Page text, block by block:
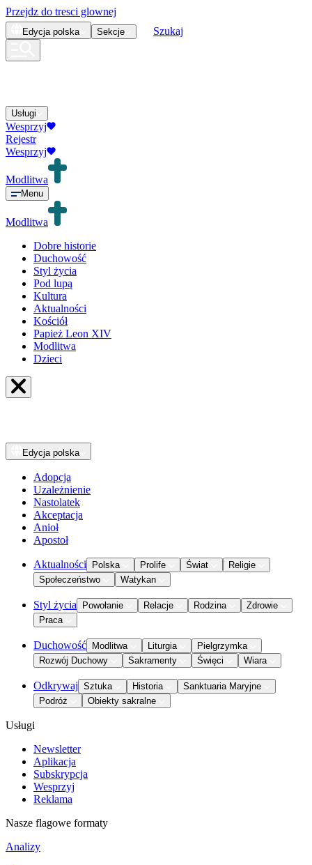
Przejdz do tresci glownej
Edycja polska Sekcje Szukaj
Usługi
Wesprzyj
Rejestr
Wesprzyj
Modlitwa
Menu
Modlitwa
Dobre historie
Duchowość
Styl życia
Pod lupą
Kultura
Aktualności
Kościół
Papież Leon XIV
Modlitwa
Dzieci
Edycja polska
Adopcja
Uzależnienie
Nastolatek
Akceptacja
Anioł
Apostoł
Aktualności Polska Prolife Świat
Religie
Społeczeństwo
Watykan
Styl życia Powołanie Relacje Rodzina
Zdrowie
Praca
Duchowość Modlitwa Liturgia
Pielgrzymka
Rozwój Duchowy
Sakramenty Święci Wiara
Odkrywaj Sztuka Historia
Sanktuaria Maryjne
Podróż
Obiekty sakralne
Usługi
Newsletter
Aplikacja
Subskrypcja
Wesprzyj
Reklama
Nasze flagowe formaty
Analizy